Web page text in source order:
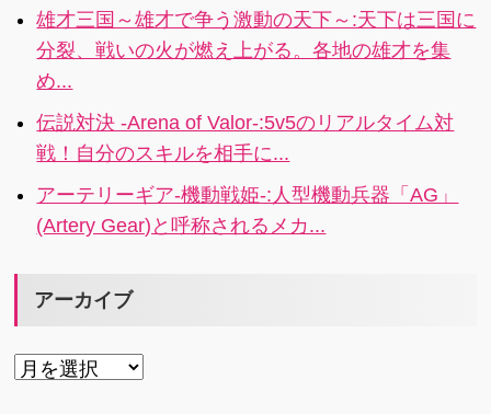
作ったり、音
声リマインダ
ーも 録音
雄才三国～雄才で争う激動の天下～:天下は三国に
分裂、戦いの火が燃え上がる。各地の雄才を集
め...
伝説対決 -Arena of Valor-:5v5のリアルタイム対
戦！自分のスキルを相手に...
アーテリーギア-機動戦姫-:人型機動兵器「AG」
(Artery Gear)と呼称されるメカ...
アーカイブ
ア